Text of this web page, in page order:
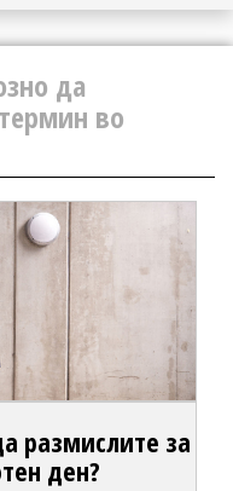
да
во
размислите за
ден?